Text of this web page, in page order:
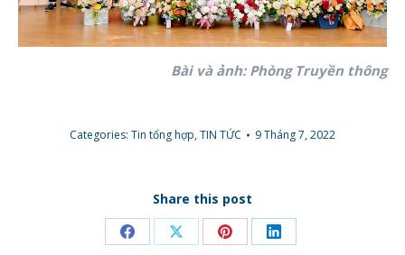
Bài và ảnh: Phòng Truyền thông
Categories: Tin tổng hợp,TIN TỨC 9 Tháng 7, 2022
Share this post
Share Share Share Share